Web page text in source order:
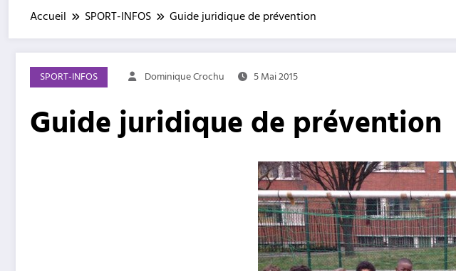
Accueil SPORT-INFOS Guide juridique de prévention
SPORT-INFOS Dominique Crochu 5 Mai 2015
Guide juridique de prévention